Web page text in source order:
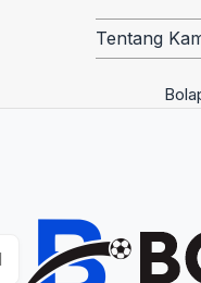
Tentang